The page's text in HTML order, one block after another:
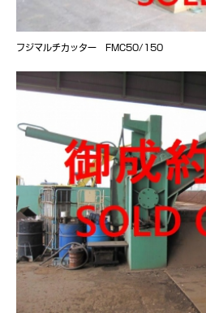
フジマルチカッター FMC50/150